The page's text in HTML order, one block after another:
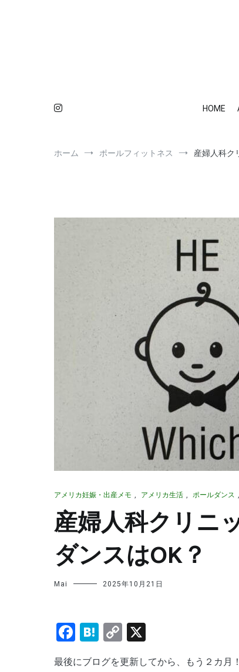
HOME
ホーム ポールフィットネス 産婦人科ク
アメリカ妊娠・出産メモ , アメリカ生活 , ポールダンス ,
産婦人科クリニ
ダンスはOK？
Mai 2025年10月21日
Facebook
Hatena
Copy
Link
最後にブログを更新してから、もう２カ月！おかげさまで、8月末に元気な男の子を出産しました。また少